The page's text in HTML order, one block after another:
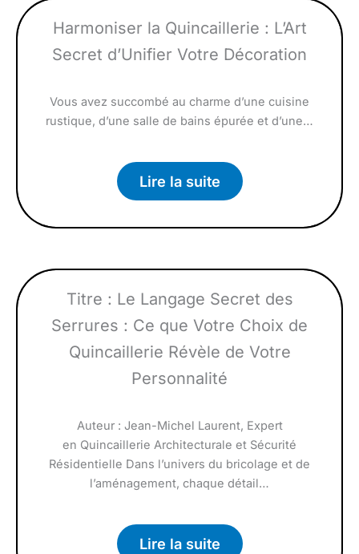
Harmoniser la Quincaillerie : L’Art
Secret d’Unifier Votre Décoration
Vous avez succombé au charme d’une cuisine
rustique, d’une salle de bains épurée et d’une…
Lire la suite
Titre : Le Langage Secret des
Serrures : Ce que Votre Choix de
Quincaillerie Révèle de Votre
Personnalité
Auteur : Jean-Michel Laurent, Expert
en Quincaillerie Architecturale et Sécurité
Résidentielle Dans l’univers du bricolage et de
l’aménagement, chaque détail…
Lire la suite